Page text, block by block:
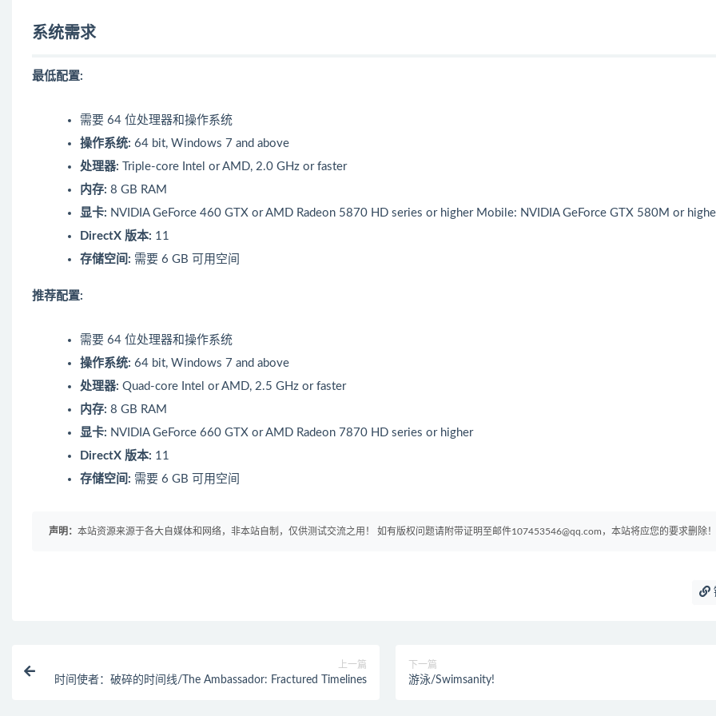
系统需求
最低配置:
需要 64 位处理器和操作系统
操作系统: 64 bit, Windows 7 and above
处理器: Triple-core Intel or AMD, 2.0 GHz or faster
内存: 8 GB RAM
显卡: NVIDIA GeForce 460 GTX or AMD Radeon 5870 HD series or higher Mobile: NVIDIA GeForce GTX 580M or
DirectX 版本: 11
存储空间: 需要 6 GB 可用空间
推荐配置:
需要 64 位处理器和操作系统
操作系统: 64 bit, Windows 7 and above
处理器: Quad-core Intel or AMD, 2.5 GHz or faster
内存: 8 GB RAM
显卡: NVIDIA GeForce 660 GTX or AMD Radeon 7870 HD series or higher
DirectX 版本: 11
存储空间: 需要 6 GB 可用空间
声明： 本站资源来源于各大自媒体和网络，非本站自制，仅供测试交流之用！ 如有版权问题请附带证明至邮件107453546@qq.com，本站将应您的要求删除！
上一篇
时间使者：破碎的时间线/The Ambassador: Fractured Timelines
下一篇
游泳/Swimsanity!